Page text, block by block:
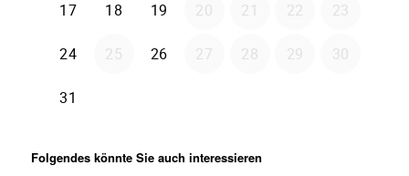
Folgendes könnte Sie auch interessieren